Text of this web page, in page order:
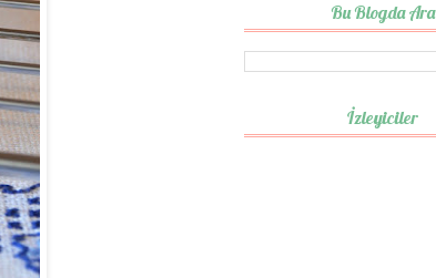
Bu Blogda Ara
İzleyiciler